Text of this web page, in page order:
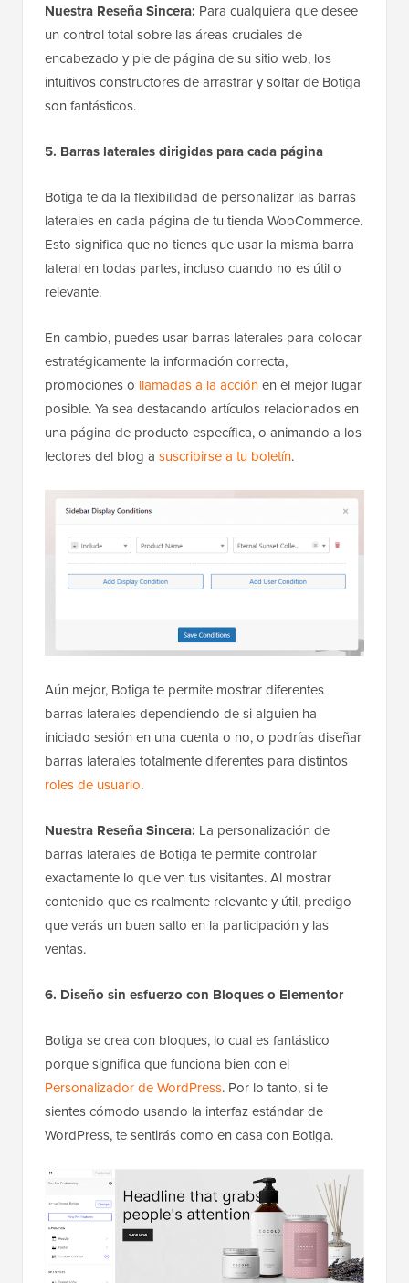
Nuestra Reseña Sincera: Para cualquiera que desee
un control total sobre las áreas cruciales de
encabezado y pie de página de su sitio web, los
intuitivos constructores de arrastrar y soltar de Botiga
son fantásticos.
5. Barras laterales dirigidas para cada página
Botiga te da la flexibilidad de personalizar las barras
laterales en cada página de tu tienda WooCommerce.
Esto significa que no tienes que usar la misma barra
lateral en todas partes, incluso cuando no es útil o
relevante.
En cambio, puedes usar barras laterales para colocar
estratégicamente la información correcta,
promociones o llamadas a la acciónen el mejor lugar
posible. Ya sea destacando artículos relacionados en
una página de producto específica, o animando a los
lectores del blog a suscribirse a tu boletín.
Aún mejor, Botiga te permite mostrar diferentes
barras laterales dependiendo de si alguien ha
iniciado sesión en una cuenta o no, o podrías diseñar
barras laterales totalmente diferentes para distintos
roles de usuario.
Nuestra Reseña Sincera: La personalización de
barras laterales de Botiga te permite controlar
exactamente lo que ven tus visitantes. Al mostrar
contenido que es realmente relevante y útil, predigo
que verás un buen salto en la participación y las
ventas.
6. Diseño sin esfuerzo con Bloques o Elementor
Botiga se crea con bloques, lo cual es fantástico
porque significa que funciona bien con el
Personalizador de WordPress. Por lo tanto, si te
sientes cómodo usando la interfaz estándar de
WordPress, te sentirás como en casa con Botiga.